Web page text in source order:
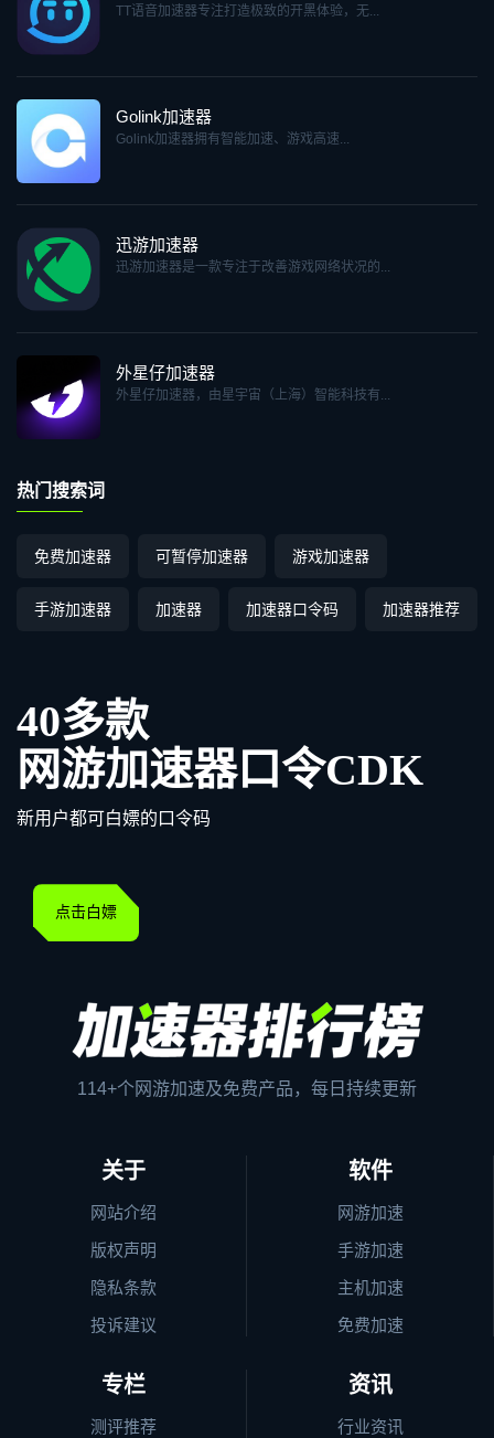
TT语音加速器专注打造极致的开黑体验，无...
Golink加速器
Golink加速器拥有智能加速、游戏高速...
迅游加速器
迅游加速器是一款专注于改善游戏网络状况的...
外星仔加速器
外星仔加速器，由星宇宙（上海）智能科技有...
热门搜索词
免费加速器 可暂停加速器 游戏加速器
手游加速器 加速器 加速器口令码 加速器推荐
40多款
网游加速器口令CDK
新用户都可白嫖的口令码
点击白嫖
114+个网游加速及免费产品，每日持续更新
关于
网站介绍
版权声明
隐私条款
投诉建议
软件
网游加速
手游加速
主机加速
免费加速
专栏
测评推荐
资讯
行业资讯